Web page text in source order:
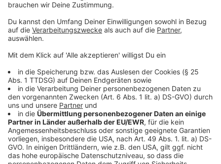
Gemeindehaus Linderhausen
Gevelsberger Straße 80, 58332 Schwelm
Donnerstag, 19. Mai
17 bis 19 Uhr
Gebläse-Halle des LWL-Museums
Werksstraße 31-33, 45527 Hattingen
Anzeige